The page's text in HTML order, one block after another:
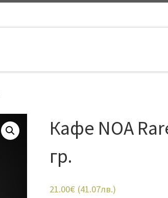
Кафе NOA
гр.
21.00€ (41.07лв.)